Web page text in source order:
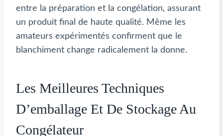
entre la préparation et la congélation, assurant
un produit final de haute qualité. Même les
amateurs expérimentés confirment que le
blanchiment change radicalement la donne.
Les Meilleures Techniques
D’emballage Et De Stockage Au
Congélateur